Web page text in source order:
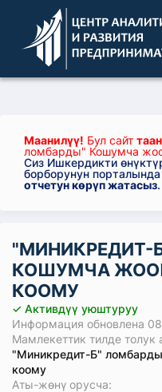
Маанилүү! Бул сайт
ломбарды" Кошумча
Сиз Ишкердикти
борборунун порталында
отчетун көрүп жатасыз.
"МИНИКРЕДИТ-
КОШУМЧА
КООМУ
✓ Активдүү уюштуруу
Информация обновлена
Мамлекеттик тилде толук
"Миникредит-Б"
коому
Аты-жөнү орусча: